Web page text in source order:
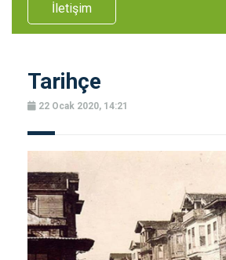
İletişim
Tarihçe
22 Ocak 2020, 14:21